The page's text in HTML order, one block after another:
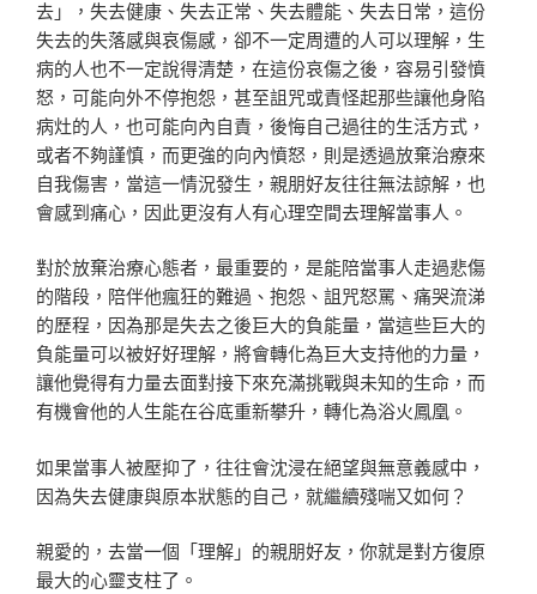
去」，失去健康、失去正常、失去體能、失去日常，這份
失去的失落感與哀傷感，卻不一定周遭的人可以理解，生
病的人也不一定說得清楚，在這份哀傷之後，容易引發憤
怒，可能向外不停抱怨，甚至詛咒或責怪起那些讓他身陷
病灶的人，也可能向內自責，後悔自己過往的生活方式，
或者不夠謹慎，而更強的向內憤怒，則是透過放棄治療來
自我傷害，當這一情況發生，親朋好友往往無法諒解，也
會感到痛心，因此更沒有人有心理空間去理解當事人。
對於放棄治療心態者，最重要的，是能陪當事人走過悲傷
的階段，陪伴他瘋狂的難過、抱怨、詛咒怒罵、痛哭流涕
的歷程，因為那是失去之後巨大的負能量，當這些巨大的
負能量可以被好好理解，將會轉化為巨大支持他的力量，
讓他覺得有力量去面對接下來充滿挑戰與未知的生命，而
有機會他的人生能在谷底重新攀升，轉化為浴火鳳凰。
如果當事人被壓抑了，往往會沈浸在絕望與無意義感中，
因為失去健康與原本狀態的自己，就繼續殘喘又如何？
親愛的，去當一個「理解」的親朋好友，你就是對方復原
最大的心靈支柱了。